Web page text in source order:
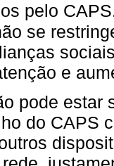
pelo
se
e
pode estar
do CAPS